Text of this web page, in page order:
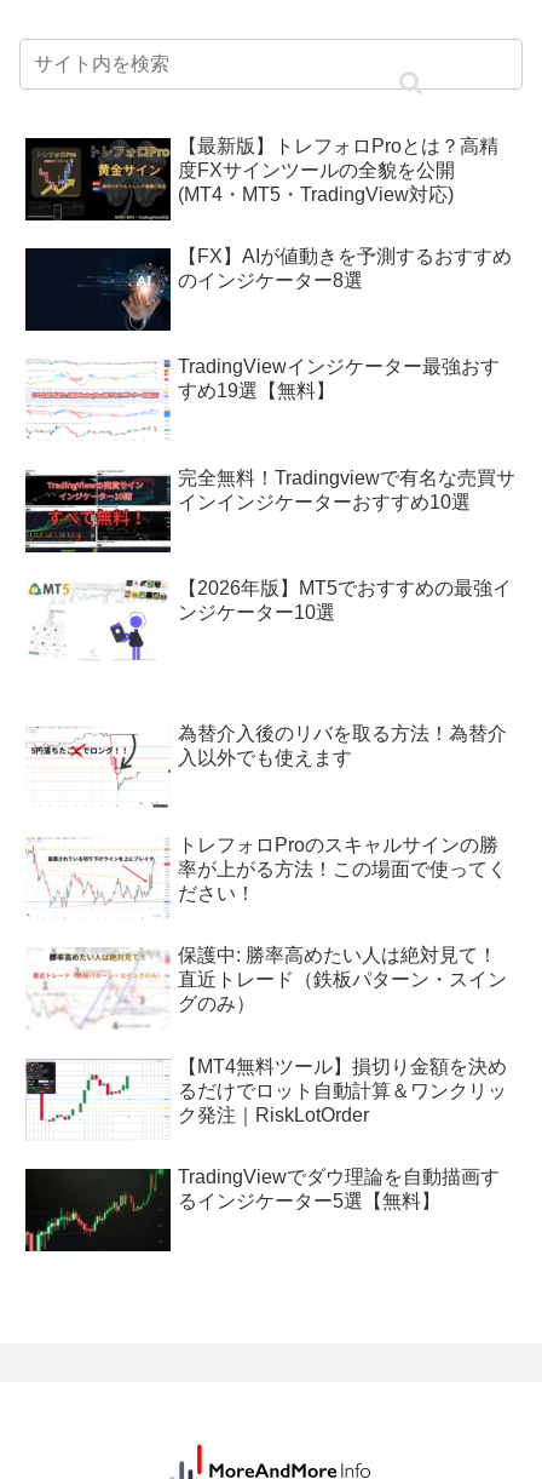
【最新版】トレフォロProとは？高精
度FXサインツールの全貌を公開
(MT4・MT5・TradingView対応)
【FX】AIが値動きを予測するおすすめ
のインジケーター8選
TradingViewインジケーター最強おす
すめ19選【無料】
完全無料！Tradingviewで有名な売買サ
インインジケーターおすすめ10選
【2026年版】MT5でおすすめの最強イ
ンジケーター10選
為替介入後のリバを取る方法！為替介
入以外でも使えます
トレフォロProのスキャルサインの勝
率が上がる方法！この場面で使ってく
ださい！
保護中: 勝率高めたい人は絶対見て！
直近トレード（鉄板パターン・スイン
グのみ）
【MT4無料ツール】損切り金額を決め
るだけでロット自動計算＆ワンクリッ
ク発注｜RiskLotOrder
TradingViewでダウ理論を自動描画す
るインジケーター5選【無料】